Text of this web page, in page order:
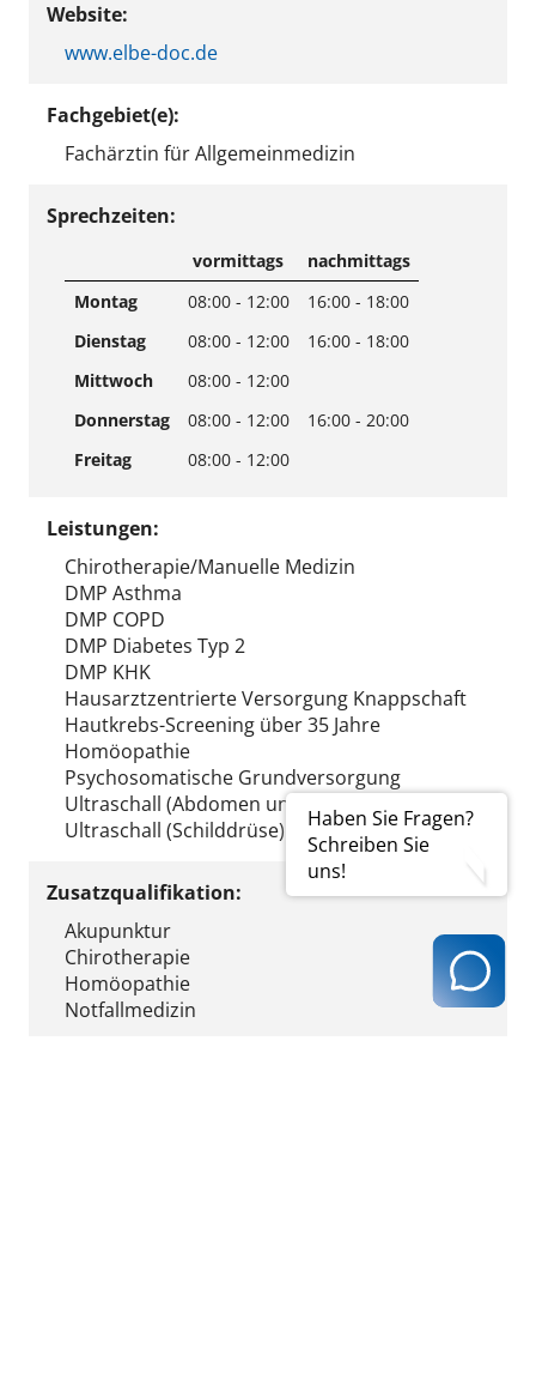
Haben Sie Fragen?
Schreiben Sie
uns!
Website:
www.elbe-doc.de
Fachgebiet(e):
Fachärztin für Allgemeinmedizin
Sprechzeiten:
vormittags
nachmittags
Montag
08:00 - 12:00
16:00 - 18:00
Dienstag
08:00 - 12:00
16:00 - 18:00
Mittwoch
08:00 - 12:00
Donnerstag
08:00 - 12:00
16:00 - 20:00
Freitag
08:00 - 12:00
Leistungen:
Chirotherapie/Manuelle Medizin
DMP Asthma
DMP COPD
DMP Diabetes Typ 2
DMP KHK
Hausarztzentrierte Versorgung Knappschaft
Hautkrebs-Screening über 35 Jahre
Homöopathie
Psychosomatische Grundversorgung
Ultraschall (Abdomen und/oder Thorax)
Ultraschall (Schilddrüse)
Zusatzqualifikation:
Akupunktur
Chirotherapie
Homöopathie
Notfallmedizin